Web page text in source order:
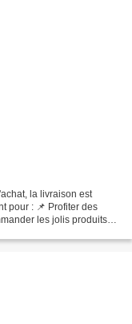
la livraison est
pour : 📌 Profiter des
les jolis produits